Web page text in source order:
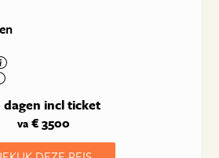
dagen incl ticket
va€ 3500